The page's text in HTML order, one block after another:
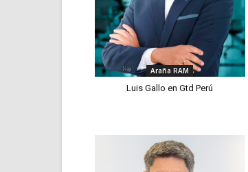
Araña RAM
Luis Gallo en Gtd Perú